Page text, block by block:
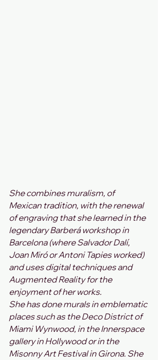
She combines muralism, of
Mexican tradition, with the renewal
of engraving that she learned in the
legendary Barberá workshop in
Barcelona (where Salvador Dalí,
Joan Miró or Antoni Tapies worked)
and uses digital techniques and
Augmented Reality for the
enjoyment of her works.
She has done murals in emblematic
places such as the Deco District of
Miami Wynwood, in the Innerspace
gallery in Hollywood or in the
Misonny Art Festival in Girona. She